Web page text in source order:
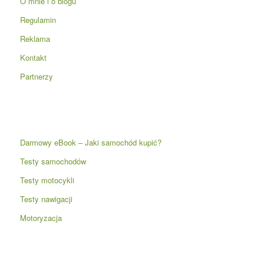
Regulamin
Reklama
Kontakt
Partnerzy
Darmowy eBook – Jaki samochód kupić?
Testy samochodów
Testy motocykli
Testy nawigacji
Motoryzacja